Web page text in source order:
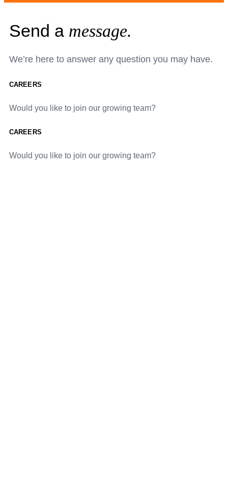
Send a message.
We’re here to answer any question you may have.
CAREERS
Would you like to join our growing team?
CAREERS
Would you like to join our growing team?